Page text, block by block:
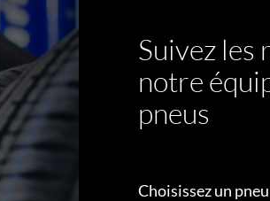
Suivez les
notre
pneus
Choisissez un